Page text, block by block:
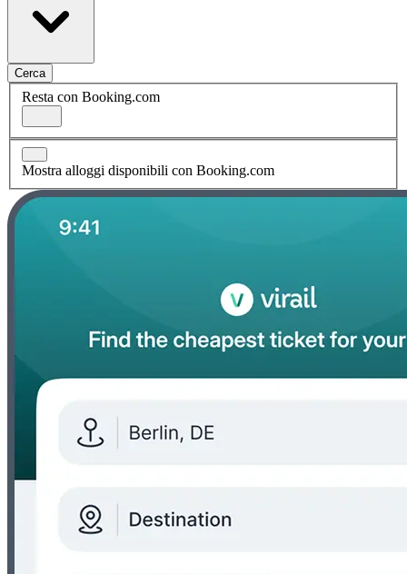
Cerca
Resta con Booking.com
Mostra alloggi disponibili con Booking.com